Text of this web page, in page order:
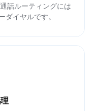
話ルーティングには
ダイヤルです。